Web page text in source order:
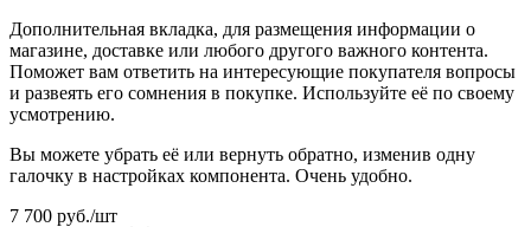
Дополнительная вкладка, для размещения информации о
магазине, доставке или любого другого важного контента.
Поможет вам ответить на интересующие покупателя вопросы
и развеять его сомнения в покупке. Используйте её по своему
усмотрению.
Вы можете убрать её или вернуть обратно, изменив одну
галочку в настройках компонента. Очень удобно.
7 700 руб./шт